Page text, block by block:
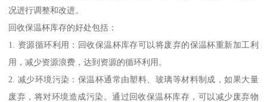
况进行调整和改进。
回收保温杯库存的好处包括：
1. 资源循环利用：回收保温杯库存可以将废弃的保温杯重新加工利
用，减少资源浪费，达到资源的循环利用。
2. 减少环境污染：保温杯通常由塑料、玻璃等材料制成，如果大量
废弃，将对环境造成污染。通过回收保温杯库存，可以减少废弃物